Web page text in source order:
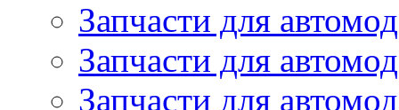
Запчасти для
Запчасти для
Запчасти для